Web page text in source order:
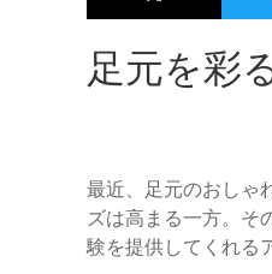
足元を彩
最近、足元のおしゃ
ズは高まる一方。そ
験を提供してくれる